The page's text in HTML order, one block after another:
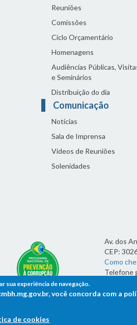
Reuniões
Comissões
Ciclo Orçamentário
Homenagens
Audiências Públicas,
e Seminários
Distribuição do dia
Comunicação
Notícias
Sala de Imprensa
Vídeos de Reuniões
Solenidades
Av. dos
CEP:
Como
Telefone
7h às 19h
sua experiência de navegação.
você concorda com a
de cookies